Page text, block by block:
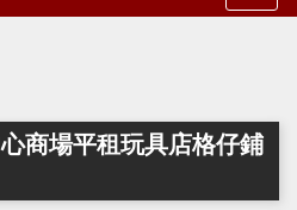
商場平租玩具店格仔鋪